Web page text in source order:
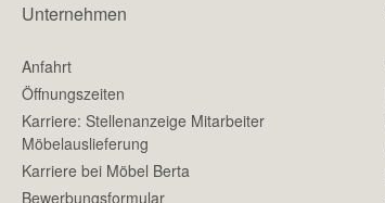
Unternehmen
Anfahrt
Öffnungszeiten
Karriere: Stellenanzeige Mitarbeiter
Möbelauslieferung
Karriere bei Möbel Berta
Bewerbungsformular